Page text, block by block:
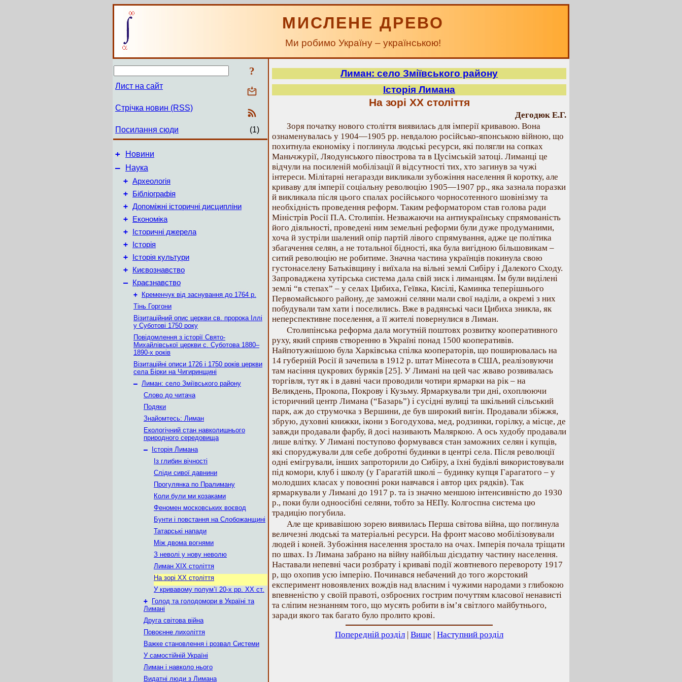
МИСЛЕНЕ ДРЕВО
Ми робимо Україну – українською!
?
Лист на сайт
Стрічка новин (RSS)
Посилання сюди (1)
+ Новини
–
Наука
+ Археологія
+ Бібліографія
+ Допоміжні історичні дисципліни
+ Економіка
+ Історичні джерела
+ Історія
+ Історія культури
+ Києвознавство
– Краєзнавство
+
Кременчук від заснування до 1764 р.
Тінь Горгони
Візитаційний опис церкви св. пророка Іллі
у Суботові 1750 року
Повідомлення з історії Свято-
Михайлівської церкви с. Суботова 1880–
1890-х років
Візитаційні описи 1726 і 1750 років церкви
села Бірки на Чигиринщині
– Лиман: село Зміївського району
Слово до читача
Подяки
Знайомтесь: Лиман
Екологічний стан навколишнього
природного середовища
–
Історія Лимана
Із глибин вічності
Сліди сивої давнини
Прогулянка по Пралиману
Коли були ми козаками
Феномен московських воєвод
Бунти і повстання на Слобожанщині
Татарські напади
Між двома вогнями
З неволі у нову неволю
Лиман ХІХ століття
На зорі ХХ століття
У кривавому полум’ї 20-х рр. ХХ ст.
+
Голод та голодомори в Україні та
Лимані
Друга світова війна
Повоєнне лихоліття
Важке становлення і розвал Системи
У самостійній Україні
Лиман і навколо нього
Видатні люди з Лимана
Лиман: село Зміївського району
Історія Лимана
На зорі ХХ століття
Дегодюк Е.Г.
Зоря початку нового століття виявилась для імперії кривавою. Вона
ознаменувалась у 1904—1905 рр. невдалою російсько-японською війною, що
похитнула економіку і поглинула людські ресурси, які полягли на сопках
Маньчжурії, Ляодунського півострова та в Цусімській затоці. Лиманці це
відчули на посиленій мобілізації й відсутності тих, хто загинув за чужі
інтереси. Мілітарні негаразди викликали зубожіння населення й коротку, але
криваву для імперії соціальну революцію 1905—1907 рр., яка зазнала поразки
й викликала після цього спалах російського чорносотенного шовінізму та
необхідність проведення реформ. Таким реформатором став голова ради
Міністрів Росії П.А. Столипін. Незважаючи на антиукраїнську спрямованість
його діяльності, проведені ним земельні реформи були дуже продуманими,
хоча й зустріли шалений опір партій лівого спрямування, адже це політика
збагачення селян, а не тотальної бідності, яка була вигідною більшовикам –
ситий революцію не робитиме. Значна частина українців покинула свою
густонаселену Батьківщину і виїхала на вільні землі Сибіру і Далекого Сходу.
Запроваджена хутірська система дала свій зиск і лиманцям. Їм були виділені
землі “в степах” – у селах Цибиха, Геївка, Кисілі, Каминка теперішнього
Первомайського району, де заможні селяни мали свої наділи, а окремі з них
побудували там хати і поселились. Вже в радянські часи Цибиха зникла, як
неперспективне поселення, а її жителі повернулися в Лиман.
Столипінська реформа дала могутній поштовх розвитку кооперативного
руху, який сприяв створенню в Україні понад 1500 кооперативів.
Найпотужнішою була Харківська спілка кооператорів, що поширювалась на
14 губерній Росії й зачепила в 1912 р. штат Мінесота в США, реалізовуючи
там насіння цукрових буряків [25]. У Лимані на цей час жваво розвивалась
торгівля, тут як і в давні часи проводили чотири ярмарки на рік – на
Великдень, Прокопа, Покрову і Кузьму. Ярмаркували три дні, охоплюючи
історичний центр Лимана (“Базарь”) і сусідні вулиці та шкільний сільський
парк, аж до струмочка з Вершини, де був широкий вигін. Продавали збіжжя,
збрую, духовні книжки, ікони з Богодухова, мед, родзинки, горілку, а місце, де
завжди продавали фарбу, й досі називають Маляркою. А ось худобу продавали
лише влітку. У Лимані поступово формувався стан заможних селян і купців,
які споруджували для себе добротні будинки в центрі села. Після революції
одні емігрували, інших запроторили до Сибіру, а їхні будівлі використовували
під комори, клуб і школу (у Гарагатій школі – будинку купця Гарагатого – у
молодших класах у повоєнні роки навчався і автор цих рядків). Так
ярмаркували у Лимані до 1917 р. та із значно меншою інтенсивністю до 1930
р., поки були одноосібні селяни, тобто за НЕПу. Колгоспна система цю
традицію погубила.
Але ще кривавішою зорею виявилась Перша світова війна, що поглинула
величезні людські та матеріальні ресурси. На фронт масово мобілізовували
людей і коней. Зубожіння населення зростало на очах. Імперія почала тріщати
по швах. Із Лимана забрано на війну найбільш дієздатну частину населення.
Наставали непевні часи розбрату і криваві події жовтневого перевороту 1917
р, що охопив усю імперію. Починався небачений до того жорстокий
експеримент новоявлених вождів над власним і чужими народами з глибокою
впевненістю у своїй правоті, озброєних гострим почуттям класової ненависті
та сліпим незнанням того, що мусять робити в ім’я світлого майбутнього,
заради якого так багато було пролито крові.
Попередній розділ | Вище | Наступний розділ